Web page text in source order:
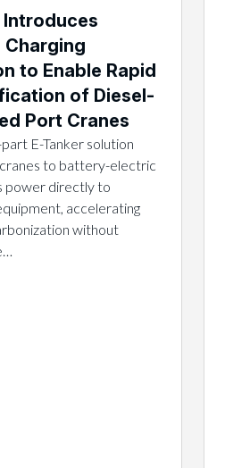
Introduces
Charging
to Enable Rapid
of Diesel-
Port Cranes
E-Tanker solution
to battery-electric
power directly to
accelerating
without